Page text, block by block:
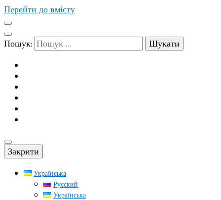
Перейти до вмісту
Пошук:
Закрити
Українська
Русский
Українська